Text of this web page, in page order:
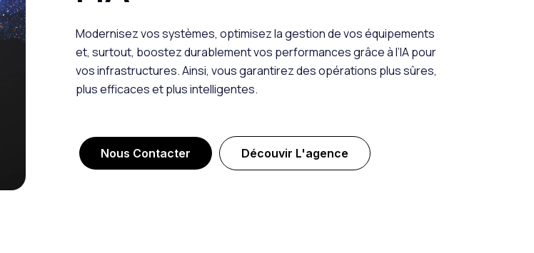
Modernisez vos systèmes, optimisez la gestion de vos équipements
et, surtout, boostez durablement vos performances grâce à l’IA pour
vos infrastructures. Ainsi, vous garantirez des opérations plus sûres,
plus efficaces et plus intelligentes.
Nous Contacter Découvir L'agence